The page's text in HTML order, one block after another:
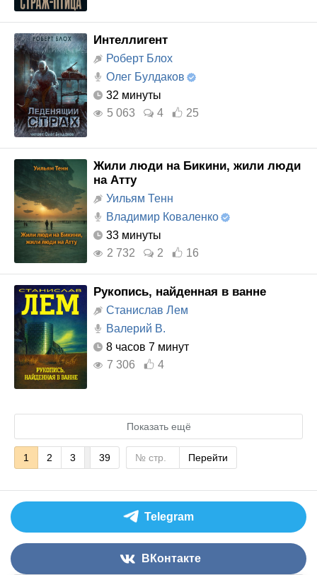
Интеллигент
Роберт Блох
Олег Булдаков
32 минуты
5 063
4 25
Жили люди на Бикини, жили люди
на Атту
Уильям Тенн
Владимир Коваленко
33 минуты
2 732
2 16
Рукопись, найденная в ванне
Станислав Лем
Валерий В.
8 часов 7 минут
7 306
4
Показать ещё
1 2 3 39 Перейти
Telegram
ВКонтакте